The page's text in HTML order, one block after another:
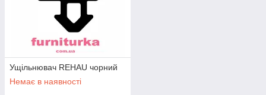
Ущільнювач REHAU чорний
Немає в наявності